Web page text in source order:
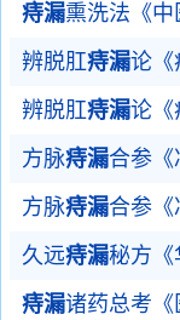
痔漏熏洗法《中
辨脱肛痔漏论《
辨脱肛痔漏论《
方脉痔漏合参《
方脉痔漏合参《
久远痔漏秘方《
痔漏诸药总考《